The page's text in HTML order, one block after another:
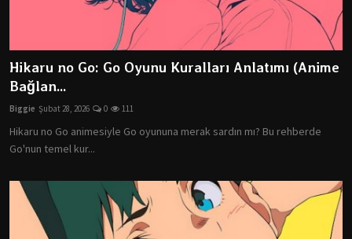
Anime Karakterleri
Testler
Dizi & Film
Oyun
Listeler
Hikaru no Go: Go Oyunu Kuralları Anlatımı (Anime
Bağlan...
Biggie Şubat 28, 2026 0 111
Hikaru no Go animesiyle Go oyununa merak sardın mı? Bu rehberde
Go'nun temel kur...